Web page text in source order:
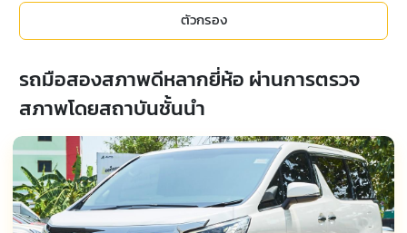
ตัวกรอง
รถมือสองสภาพดีหลากยี่ห้อ ผ่านการตรวจ
สภาพโดยสถาบันชั้นนำ